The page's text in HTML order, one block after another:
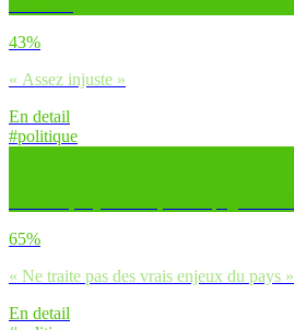
43%
« Assez injuste »
En detail
#politique
65%
« Ne traite pas des vrais enjeux du pays »
En detail